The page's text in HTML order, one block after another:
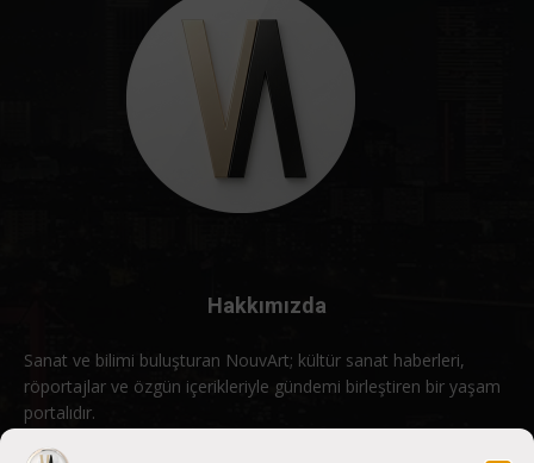
Hakkımızda
Sanat ve bilimi buluşturan NouvArt; kültür sanat haberleri,
röportajlar ve özgün içerikleriyle gündemi birleştiren bir yaşam
portalıdır.